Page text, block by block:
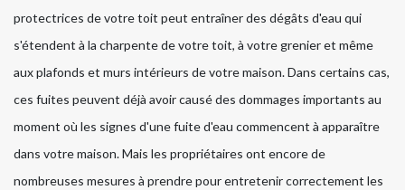
protectrices de votre toit peut entraîner des dégâts d'eau qui
s'étendent à la charpente de votre toit, à votre grenier et même
aux plafonds et murs intérieurs de votre maison. Dans certains cas,
ces fuites peuvent déjà avoir causé des dommages importants au
moment où les signes d'une fuite d'eau commencent à apparaître
dans votre maison. Mais les propriétaires ont encore de
nombreuses mesures à prendre pour entretenir correctement les